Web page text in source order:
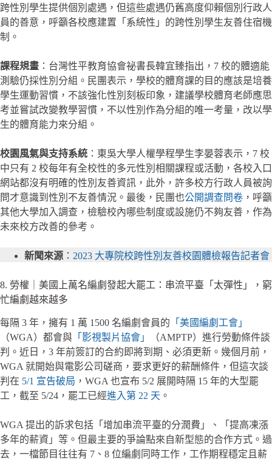
跨性別學生提供個別處遇，但這些處遇仍舊高度仰賴個別行政人
員的善意，呼籲各校應建置「系統性」的跨性別學生友善住宿機
制。
課程規畫 ：台灣性平教育協會祕書長韓宜臻指出，7 校的體適能
測驗仍採性別分組。民團表示，學校的體育課的目的應該是培養
學生運動習慣，不該強化性別刻板印象，建議學校體育老師應思
考並嘗試改變教學習慣，不以性別作為分組的唯一考量，改以學
生的體育能力來分組。
校園風氣與支持系統 ：東吳大學人權學程學生李晏蓉表示，7 校
中只有 2 校每年有全校性的多元性別相關課程或活動，各校入口
網站都沒有明確的性別友善資訊，此外，許多校方行政人員被詢
問才意識到性別不友善情況。最後，民團也公開調查問卷 ，呼籲
其他大學加入調查，檢驗校內哪些制度或設施仍不夠友善，作為
未來校方改善的參考。
新聞來源 ： 2023 大專院校跨性別友善校園體檢報告記者會
8. 勞權｜美國上萬名編劇發起大罷工：串流平臺「太彈性」，窮
忙編劇越來越多
每隔 3 年，擁有 1 萬 1500 名編劇會員的 「美國編劇工會」
（WGA）都會與 「影視製片協會」
（AMPTP）進行勞動條件談
判。近日，3 年前簽訂的合約即將到期、必須更新。幾個月前，
WGA 就開始與電影公司磋商，要求更好的薪酬條件，但這次談
判在 5/1 宣告破局 ，WGA 也宣布 5/2 展開時隔 15 年的大型罷
工，截至 5/24，罷工已經進入第 22 天 。
WGA 提出的訴求包括「增加串流平臺的分潤費」、「提高凍漲
多年的薪資」等。但最主要的爭論點來自新型態的合作方式。過
去，一檔節目往往有 7、8 位編劇同時工作，工作期程穩定且薪